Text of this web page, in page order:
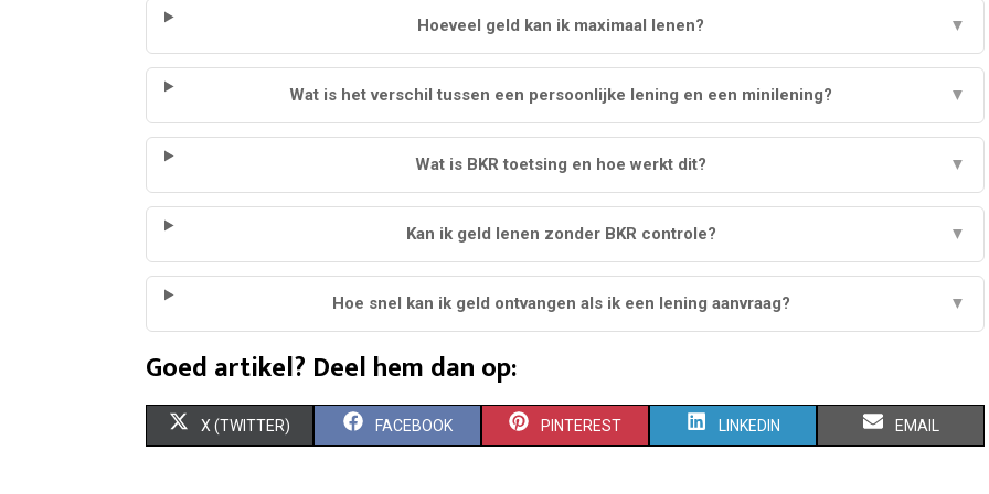
Hoeveel geld kan ik maximaal lenen? ▼
Wat is het verschil tussen een persoonlijke lening en een minilening? ▼
Wat is BKR toetsing en hoe werkt dit? ▼
Kan ik geld lenen zonder BKR controle? ▼
Hoe snel kan ik geld ontvangen als ik een lening aanvraag? ▼
Goed artikel? Deel hem dan op:
S
X (TWITTER) S
FACEBOOK S
PINTEREST S
LINKEDIN S
EMAIL